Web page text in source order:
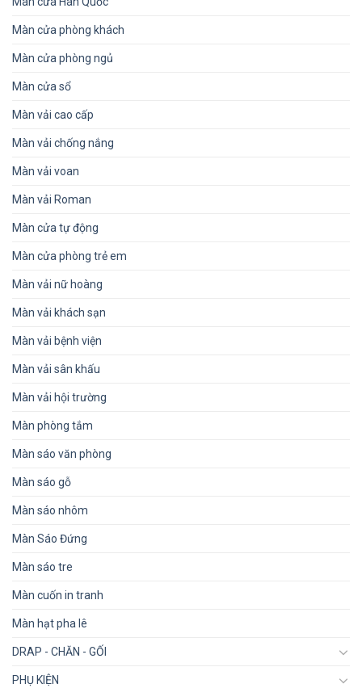
Màn cửa phòng khách
Màn cửa phòng ngủ
Màn cửa sổ
Màn vải cao cấp
Màn vải chống nắng
Màn vải voan
Màn vải Roman
Màn cửa tự động
Màn cửa phòng trẻ em
Màn vải nữ hoàng
Màn vải khách sạn
Màn vải bệnh viện
Màn vải sân khấu
Màn vải hội trường
Màn phòng tắm
Màn sáo văn phòng
Màn sáo gỗ
Màn sáo nhôm
Màn Sáo Đứng
Màn sáo tre
Màn cuốn in tranh
Màn hạt pha lê
DRAP - CHĂN - GỐI
PHỤ KIỆN